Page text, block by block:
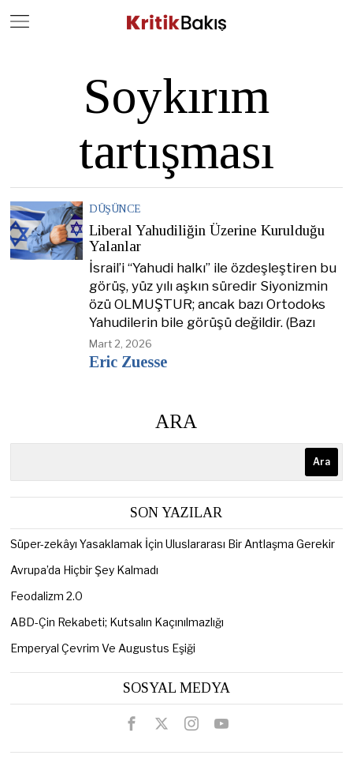
Soykırım
tartışması
DÜŞÜNCE
Liberal Yahudiliğin Üzerine Kurulduğu
Yalanlar
İsrail’i “Yahudi halkı” ile özdeşleştiren bu
görüş, yüz yılı aşkın süredir Siyonizmin
özü OLMUŞTUR; ancak bazı Ortodoks
Yahudilerin bile görüşü değildir. (Bazı
Mart 2, 2026
Eric Zuesse
ARA
Ara
SON YAZILAR
Süper-zekâyı Yasaklamak İçin Uluslararası Bir Antlaşma Gerekir
Avrupa’da Hiçbir Şey Kalmadı
Feodalizm 2.0
ABD-Çin Rekabeti; Kutsalın Kaçınılmazlığı
Emperyal Çevrim Ve Augustus Eşiği
SOSYAL MEDYA